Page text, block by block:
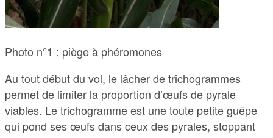
Photo n°1 : piège à phéromones
Au tout début du vol, le lâcher de trichogrammes
permet de limiter la proportion d’œufs de pyrale
viables. Le trichogramme est une toute petite guêpe
qui pond ses œufs dans ceux des pyrales, stoppant